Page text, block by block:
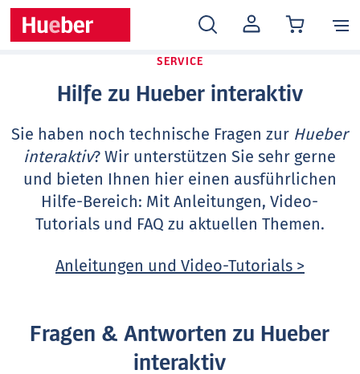
MEIN
KONTO
SERVICE
Hilfe zu Hueber interaktiv
Sie haben noch technische Fragen zur Hueber
interaktiv? Wir unterstützen Sie sehr gerne
und bieten Ihnen hier einen ausführlichen
Hilfe-Bereich: Mit Anleitungen, Video-
Tutorials und FAQ zu aktuellen Themen.
Anleitungen und Video-Tutorials >
Fragen & Antworten zu Hueber
interaktiv